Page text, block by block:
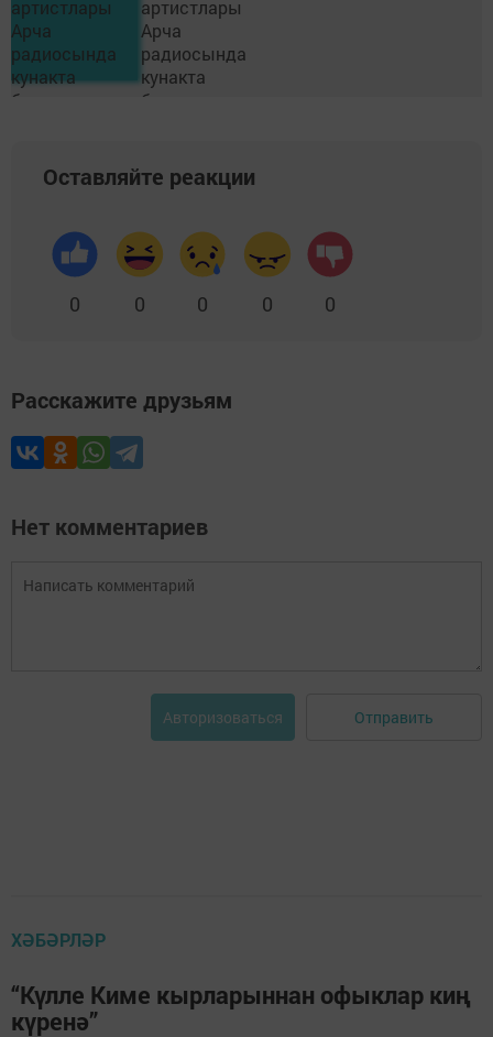
Оставляйте реакции
0 0 0 0 0
Расскажите друзьям
Нет комментариев
Авторизоваться Отправить
ХӘБӘРЛӘР
“Күлле Киме кырларыннан офыклар киң
күренә”